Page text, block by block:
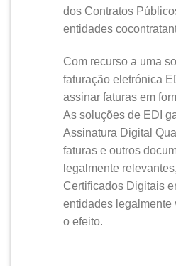
dos Contratos
entidades
Com recurso a uma
faturação eletrónica
assinar faturas em
As soluções de EDI
Assinatura Digital
faturas e outros
legalmente
Certificados Digitais
entidades legalmente
o efeito.